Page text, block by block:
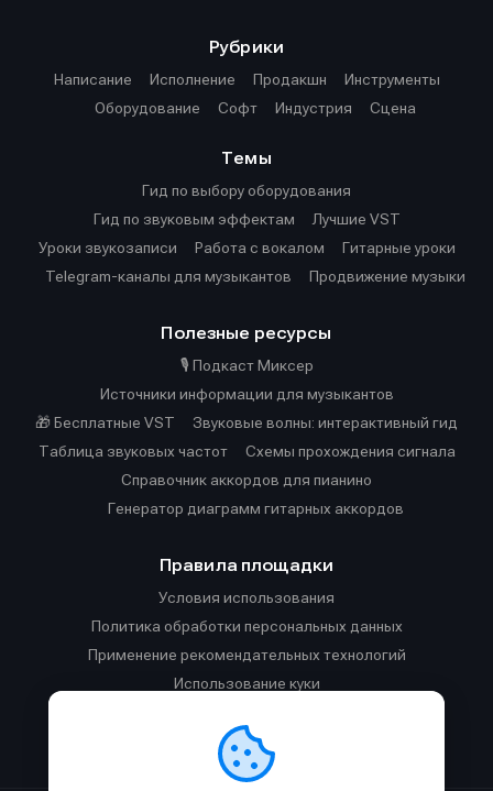
Рубрики
Написание
Исполнение Продакшн
Инструменты
Оборудование
Софт Индустрия Сцена
Темы
Гид по выбору оборудования
Гид по звуковым эффектам
Лучшие VST
Уроки звукозаписи
Работа с вокалом
Гитарные уроки
Telegram-каналы для музыкантов
Продвижение музыки
Полезные ресурсы
🎙️ Подкаст Миксер
Источники информации для музыкантов
🎁 Бесплатные VST
Звуковые волны: интерактивный гид
Таблица звуковых частот
Cхемы прохождения сигнала
Справочник аккордов для пианино
Генератор диаграмм гитарных аккордов
Правила площадки
Условия использования
Политика обработки персональных данных
Применение рекомендательных технологий
Использование куки
Правила общения в Телеграм-чате